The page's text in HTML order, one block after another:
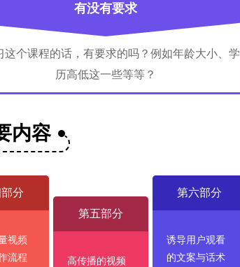
有没有要求
这个课程的话，有要求的吗？例如年龄大小、学
历高低这一些等等？
内容
分
视频
流程
第五部分
高传播的视频
第六部分
诱导用户观看
的文案与话术